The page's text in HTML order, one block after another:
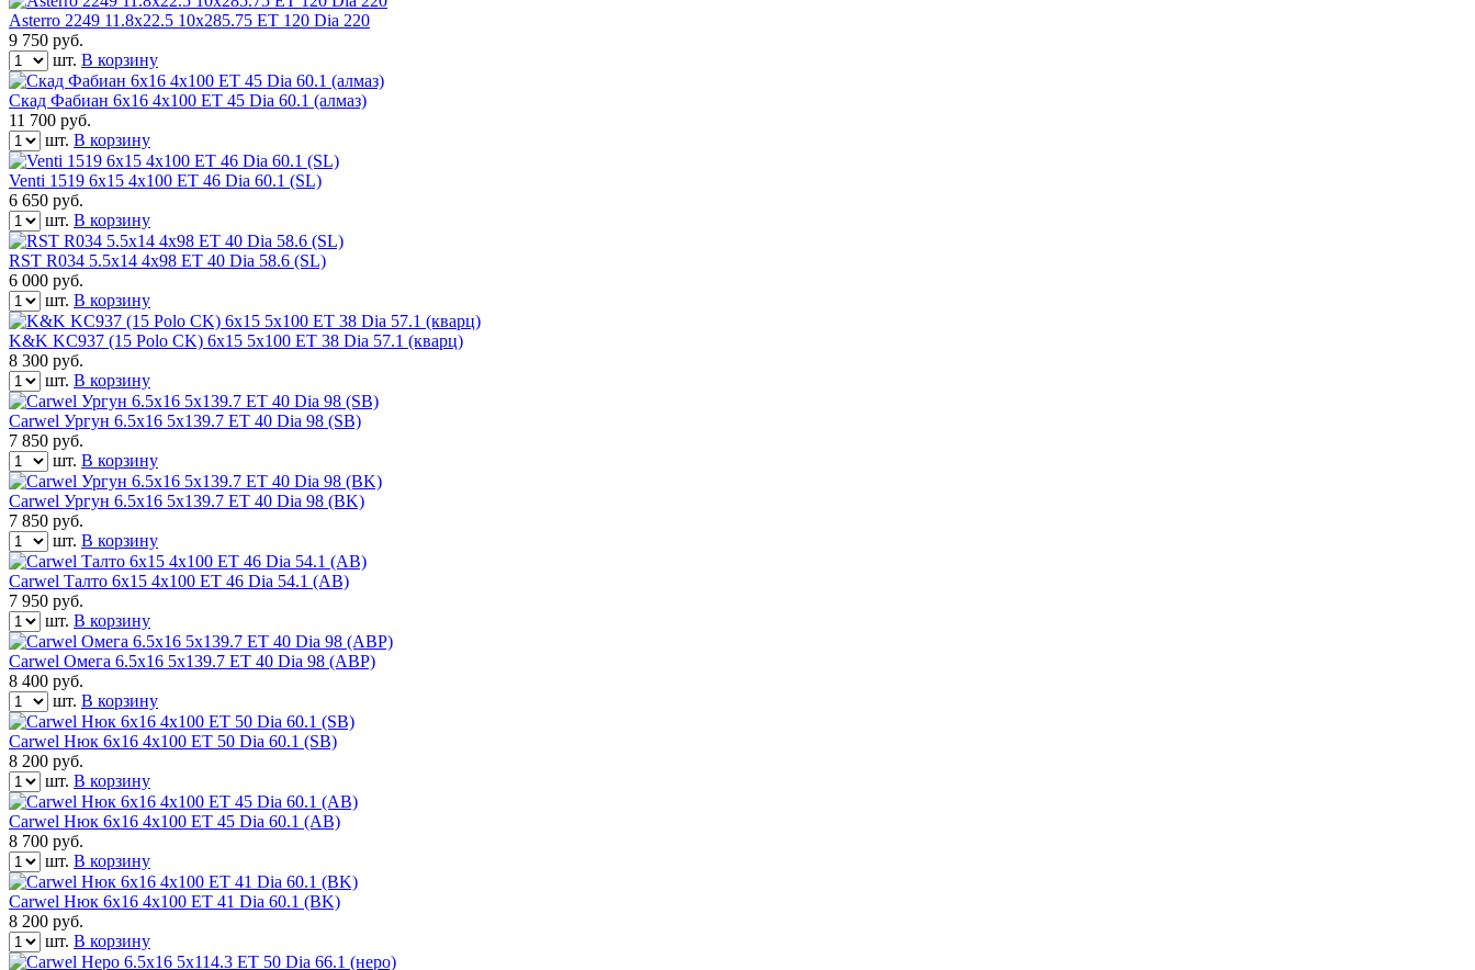
Asterro 2249 11.8x22.5 10x285.75 ET 120 Dia 220
9 750 руб.
шт. В корзину
Скад Фабиан 6x16 4x100 ET 45 Dia 60.1 (алмаз)
11 700 руб.
шт. В корзину
Venti 1519 6x15 4x100 ET 46 Dia 60.1 (SL)
6 650 руб.
шт. В корзину
RST R034 5.5x14 4x98 ET 40 Dia 58.6 (SL)
6 000 руб.
шт. В корзину
K&K KC937 (15 Polo CK) 6x15 5x100 ET 38 Dia 57.1 (кварц)
8 300 руб.
шт. В корзину
Carwel Ургун 6.5x16 5x139.7 ET 40 Dia 98 (SB)
7 850 руб.
шт. В корзину
Carwel Ургун 6.5x16 5x139.7 ET 40 Dia 98 (BK)
7 850 руб.
шт. В корзину
Carwel Талто 6x15 4x100 ET 46 Dia 54.1 (AB)
7 950 руб.
шт. В корзину
Carwel Омега 6.5x16 5x139.7 ET 40 Dia 98 (ABP)
8 400 руб.
шт. В корзину
Carwel Нюк 6x16 4x100 ET 50 Dia 60.1 (SB)
8 200 руб.
шт. В корзину
Carwel Нюк 6x16 4x100 ET 45 Dia 60.1 (AB)
8 700 руб.
шт. В корзину
Carwel Нюк 6x16 4x100 ET 41 Dia 60.1 (BK)
8 200 руб.
шт. В корзину